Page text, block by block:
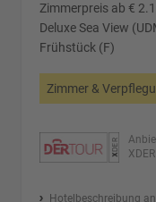
Zimmerpreis ab €
Deluxe Sea View
Frühstück (F)
Zimmer &
XDER
Hotelbeschreibung